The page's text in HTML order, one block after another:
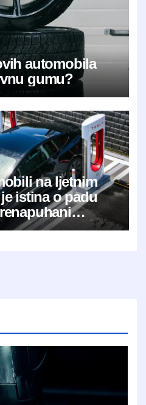
automobila
gumu?
na ljetnim
istina o padu